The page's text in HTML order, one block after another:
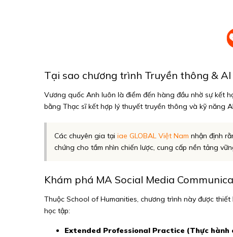
Tại sao chương trình Truyền thông &
Vương quốc Anh luôn là điểm đến hàng đầu nhờ sự kết
bằng Thạc sĩ kết hợp lý thuyết truyền thông và kỹ năng
Các chuyên gia tại iae GLOBAL Việt Nam nhận định
chứng cho tầm nhìn chiến lược, cung cấp nền tảng
Khám phá MA Social Media
Thuộc School of Humanities, chương trình này được
học tập:
Extended Professional Practice (Thực hành